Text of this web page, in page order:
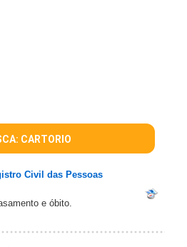
CARTORIO
Civil das Pessoas
e óbito.